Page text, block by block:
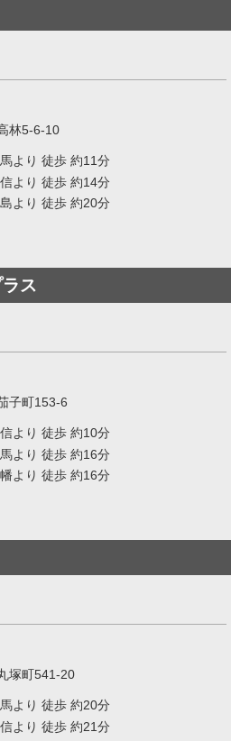
林5-6-10
より 徒歩 約11分
より 徒歩 約14分
より 徒歩 約20分
ス
子町153-6
より 徒歩 約10分
より 徒歩 約16分
より 徒歩 約16分
塚町541-20
より 徒歩 約20分
より 徒歩 約21分